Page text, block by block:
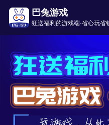
巴兔游戏
狂送福利的游戏端·省心玩省